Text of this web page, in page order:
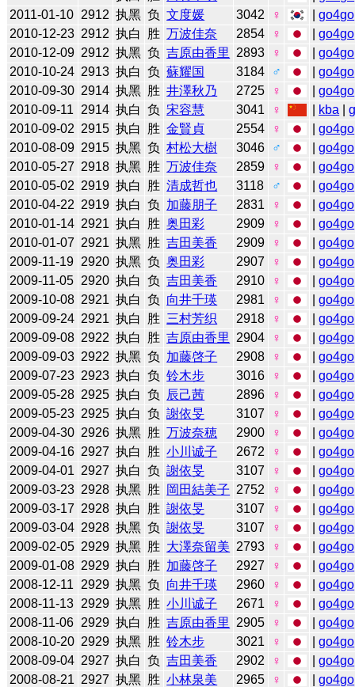
2011-01-10 2912 执黑 负 文度媛 3042 ♀ |go4go
2010-12-23 2912 执白 胜 万波佳奈 2854 ♀ |go4go
2010-12-09 2912 执黑 负 吉原由香里 2893 ♀ |go4go
2010-10-24 2913 执白 负 蘇耀国 3184 ♂ |go4go
2010-09-30 2914 执黑 胜 井澤秋乃 2725 ♀ |go4go
2010-09-11
2914 执白 负 宋容慧 3041 ♀ kba |
2010-09-02 2915 执白 胜 金賢貞 2554 ♀ |go4go
2010-08-09 2915 执黑 负 村松大樹 3046 ♂ |go4go
2010-05-27 2918 执黑 胜 万波佳奈 2859 ♀ |go4go
2010-05-02 2919 执白 胜 清成哲也 3118 ♂ |go4go
2010-04-22 2919 执白 负 加藤朋子 2831 ♀ |go4go
2010-01-14 2921 执白 胜 奥田彩 2909 ♀ |go4go
2010-01-07 2921 执黑 胜 吉田美香 2909 ♀ |go4go
2009-11-19 2920 执黑 负 奥田彩 2907 ♀ |go4go
2009-11-05 2920 执白 负 吉田美香 2910 ♀ |go4go
2009-10-08 2921 执白 负 向井千瑛 2981 ♀ |go4go
2009-09-24 2921 执白 胜 三村芳织 2918 ♀ |go4go
2009-09-08 2922 执白 胜 吉原由香里 2904 ♀ |go4go
2009-09-03 2922 执黑 负 加藤啓子 2908 ♀ |go4go
2009-07-23 2923 执白 负 铃木步 3016 ♀ |go4go
2009-05-28 2925 执白 负 辰己茜 2896 ♀ |go4go
2009-05-23 2925 执白 负 謝依旻 3107 ♀ |go4go
2009-04-30 2926 执黑 胜 万波奈穂 2900 ♀ |go4go
2009-04-16 2927 执白 胜 小川诚子 2672 ♀ |go4go
2009-04-01 2927 执白 负 謝依旻 3107 ♀ |go4go
2009-03-23 2928 执黑 胜 岡田結美子 2752 ♀ |go4go
2009-03-17 2928 执白 胜 謝依旻 3107 ♀ |go4go
2009-03-04 2928 执黑 负 謝依旻 3107 ♀ |go4go
2009-02-05 2929 执黑 胜 大澤奈留美 2793 ♀ |go4go
2009-01-08 2929 执白 胜 加藤啓子 2927 ♀ |go4go
2008-12-11
2929 执黑 负 向井千瑛 2960 ♀ |go4go
2008-11-13 2929 执黑 胜 小川诚子 2671 ♀ |go4go
2008-11-06 2929 执白 胜 吉原由香里 2905 ♀ |go4go
2008-10-20 2929 执黑 胜 铃木步 3021 ♀ |go4go
2008-09-04 2927 执白 负 吉田美香 2902 ♀ |go4go
2008-08-21 2927 执黑 胜 小林泉美 2965 ♀ |go4go